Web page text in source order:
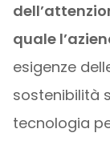
quale
esigenze
sostenibilità
tecnologia